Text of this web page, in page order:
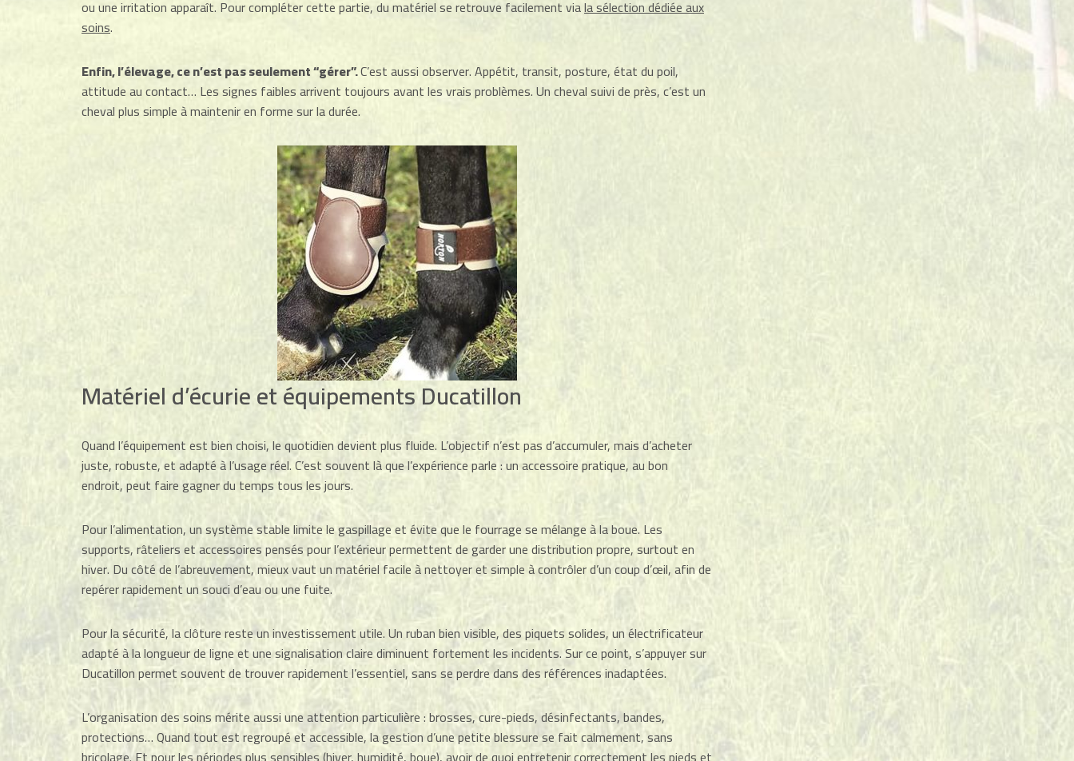
ou une irritation apparaît. Pour compléter cette partie, du matériel se retrouve facilement viala sélection dédiée aux
soins.
Enfin, l’élevage, ce n’est pas seulement “gérer”.C’est aussi observer. Appétit, transit, posture, état du poil,
attitude au contact… Les signes faibles arrivent toujours avant les vrais problèmes. Un cheval suivi de près, c’est un
cheval plus simple à maintenir en forme sur la durée.
Matériel d’écurie et équipements Ducatillon
Quand l’équipement est bien choisi, le quotidien devient plus fluide. L’objectif n’est pas d’accumuler, mais d’acheter
juste, robuste, et adapté à l’usage réel. C’est souvent là que l’expérience parle : un accessoire pratique, au bon
endroit, peut faire gagner du temps tous les jours.
Pour l’alimentation, un système stable limite le gaspillage et évite que le fourrage se mélange à la boue. Les
supports, râteliers et accessoires pensés pour l’extérieur permettent de garder une distribution propre, surtout en
hiver. Du côté de l’abreuvement, mieux vaut un matériel facile à nettoyer et simple à contrôler d’un coup d’œil, afin de
repérer rapidement un souci d’eau ou une fuite.
Pour la sécurité, la clôture reste un investissement utile. Un ruban bien visible, des piquets solides, un électrificateur
adapté à la longueur de ligne et une signalisation claire diminuent fortement les incidents. Sur ce point, s’appuyer sur
Ducatillon permet souvent de trouver rapidement l’essentiel, sans se perdre dans des références inadaptées.
L’organisation des soins mérite aussi une attention particulière : brosses, cure-pieds, désinfectants, bandes,
protections… Quand tout est regroupé et accessible, la gestion d’une petite blessure se fait calmement, sans